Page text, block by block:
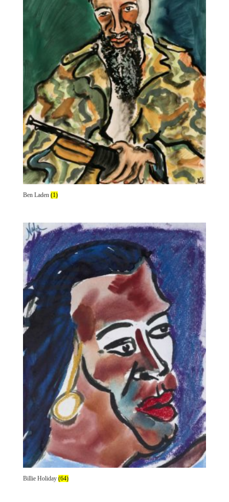
Ben Laden (1)
Billie Holiday (64)